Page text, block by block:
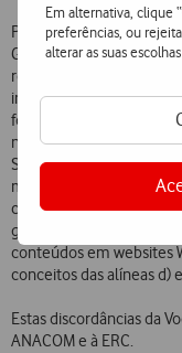
Em alternativa, clique
preferências, ou
alterar as suas
Por outro lado, a
Governo para definir
regulação alta) dentro
integra empresas cuja
fornecimento de
na maioria das restantes
Supervisão se procedeu
média e baixa e que
categoria das
geral que existem
conteúdos em websites
conceitos das alíneas d)
Estas discordâncias da
ANACOM e à ERC.